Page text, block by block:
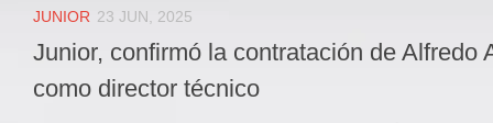
JUNIOR 23 JUN, 2025
Junior, confirmó la contratación de Alfredo
como director técnico